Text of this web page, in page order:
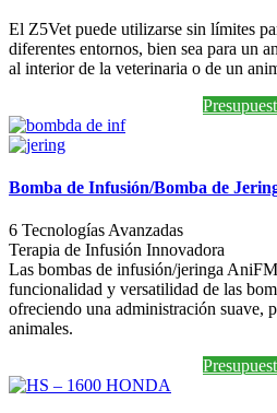
El Z5Vet puede utilizarse sin límites
diferentes entornos, bien sea para un
al interior de la veterinaria o de un
Bomba de Infusión/Bomba de
6 Tecnologías Avanzadas
Terapia de Infusión Innovadora
Las bombas de infusión/jeringa
funcionalidad y versatilidad de las
ofreciendo una administración suave,
animales.